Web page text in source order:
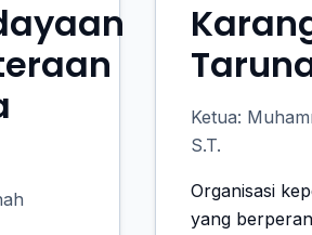
Ketua:
S.T.
Organisasi
yang